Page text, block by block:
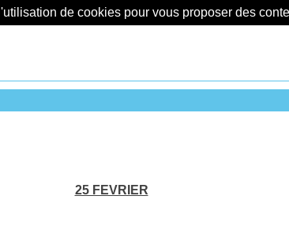
de cookies pour vous proposer des
25 FEVRIER